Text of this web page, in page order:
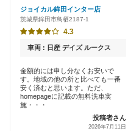
小美玉市
笠間市
かすみがうら市
神栖市
クレジットカードOK
土日祝OK
代車あり
引取り・納車あり
JOYCAL（ジョイカル）
エネフリ車検
ジョイカル鉾田インター店
茨城県鉾田市鳥栖2187-1
4.3
車両 : 日産 デイズ ルークス
金額的には申し分なくお安いで
す。地域の他の所と比べても一番
安く済むと思います。ただ、
homepageに記載の無料洗車実
施・・・
投稿者さん
2026年7月11日